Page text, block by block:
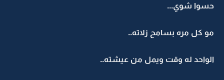
حسوا شوي...
مو كل مره بسامح زلاته..
الواحد له وقت ويمل من عيشته..